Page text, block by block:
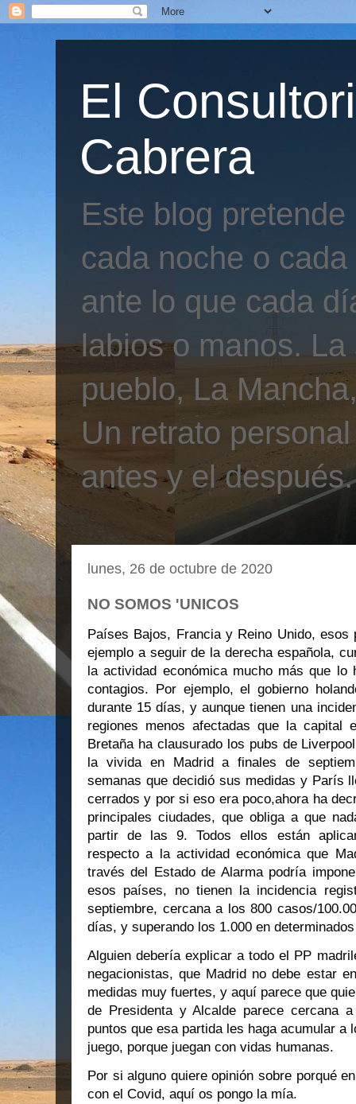
El
Cabrera
Este blog
cada noche o
ante lo que cada
labios o manos.
pueblo, La
Un retrato
antes y el después.
lunes, 26 de octubre de 2020
NO SOMOS 'UNICOS
Países Bajos, Francia y Reino Unido,
ejemplo a seguir de la derecha española,
la actividad económica mucho más que lo
contagios. Por ejemplo, el gobierno
durante 15 días, y aunque tienen una
regiones menos afectadas que la capital
Bretaña ha clausurado los pubs de
la vivida en Madrid a finales de
semanas que decidió sus medidas y París
cerrados y por si eso era poco,ahora ha
principales ciudades, que obliga a que
partir de las 9. Todos ellos están
respecto a la actividad económica que
través del Estado de Alarma podría
esos países, no tienen la incidencia
septiembre, cercana a los 800 casos/
días, y superando los 1.000 en
Alguien debería explicar a todo el PP
negacionistas, que Madrid no debe estar
medidas muy fuertes, y aquí parece que
de Presidenta y Alcalde parece cercana
puntos que esa partida les haga acumular a
juego, porque juegan con vidas humanas.
Por si alguno quiere opinión sobre porqué
con el Covid, aquí os pongo la mía.